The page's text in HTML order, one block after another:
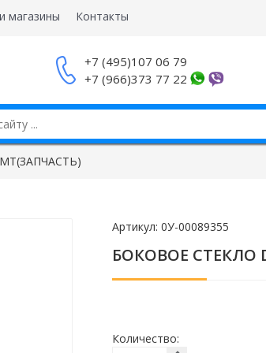
магазины Контакты
+7 (495)107 06 79
+7 (966)373 77 22
Артикул: 0У-00089355
БОКОВОЕ СТЕКЛО
Количество: